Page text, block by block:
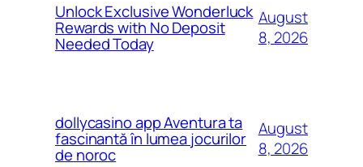
Unlock Exclusive Wonderluck
Rewards with No Deposit
Needed Today
August
8, 2026
dollycasino app Aventura ta
fascinantă în lumea jocurilor
de noroc
August
8, 2026